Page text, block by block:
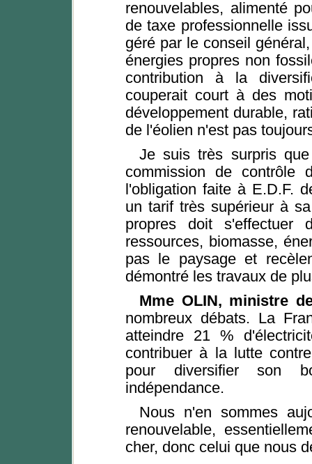
renouvelables, alimenté
de taxe professionnelle
géré par le conseil
énergies propres non
contribution à la
couperait court à des
développement durable,
de l'éolien n'est pas
Je suis très surpris
commission de contrôle
l'obligation faite à E.D.F.
un tarif très supérieur à
propres doit s'effectuer
ressources, biomasse,
pas le paysage et
démontré les travaux de
Mme OLIN, ministre
nombreux débats. La
atteindre 21 %
contribuer à la lutte
pour diversifier son
indépendance.
Nous n'en sommes
renouvelable,
cher, donc celui que nous